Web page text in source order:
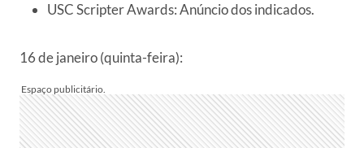
USC Scripter Awards: Anúncio dos indicados.
16 de janeiro (quinta-feira):